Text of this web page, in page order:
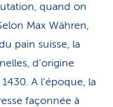
quand on
Max Währen,
pain suisse, la
d’origine
A l’époque, la
façonnée à